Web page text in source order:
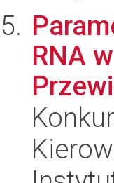
RNA